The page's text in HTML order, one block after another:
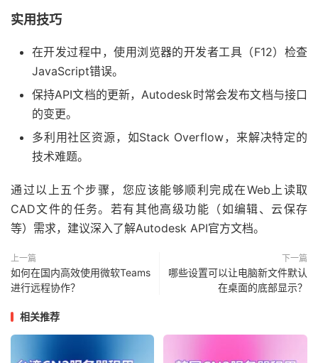
function onDocumentLoadSuccess
    viewer
.loadDocumentNode(doc, viewables);
function
实用技巧
在开发过程中，使用浏览器的开发者工具（F12）检查
JavaScript错误。
保持API文档的更新，Autodesk时常会发布文档与接口
的变更。
多利用社区资源，如Stack Overflow，来解决特定的
技术难题。
通过以上五个步骤，您应该能够顺利完成在Web上读取
CAD文件的任务。若有其他高级功能（如编辑、云保存
等）需求，建议深入了解Autodesk API官方文档。
上一篇
如何在国内高效使用微软Teams
进行远程协作？
下一篇
哪些设置可以让电脑新文件默认
在桌面的底部显示？
相关推荐